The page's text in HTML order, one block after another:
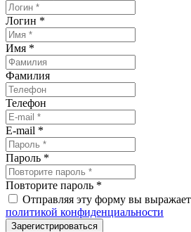
Логин *
Имя *
Фамилия
Телефон
E-mail *
Пароль *
Повторите пароль *
Отправляя эту форму вы
политикой конфиденциальности
Зарегистрироваться